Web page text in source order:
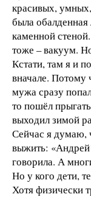
красивых,
была
каменной
тоже – вакуум.
Кстати, там я и
вначале. Потому
мужа сразу
то пошёл
выходил зимой
Сейчас я думаю,
выжить:
говорила. А
Но у кого дети,
Хотя физически